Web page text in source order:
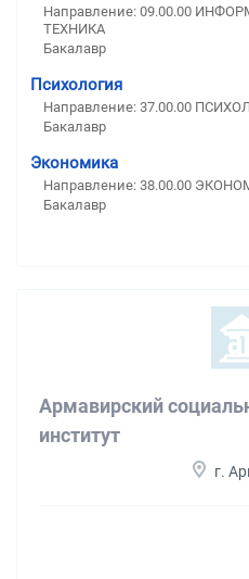
Направление: 09.00.00
ТЕХНИКА
Бакалавр
Психология
Направление: 37.00.00
Бакалавр
Экономика
Направление: 38.00.00
Бакалавр
Армавирский
институт
г.